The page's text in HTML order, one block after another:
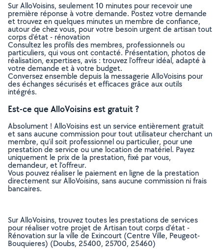
Sur AlloVoisins, seulement 10 minutes pour recevoir une
première réponse à votre demande. Postez votre demande
et trouvez en quelques minutes un membre de confiance,
autour de chez vous, pour votre besoin urgent de artisan tout
corps d'état - rénovation
Consultez les profils des membres, professionnels ou
particuliers, qui vous ont contacté. Présentation, photos de
réalisation, expertises, avis : trouvez l'offreur idéal, adapté à
votre demande et à votre budget.
Conversez ensemble depuis la messagerie AlloVoisins pour
des échanges sécurisés et efficaces grâce aux outils
intégrés.
Est-ce que AlloVoisins est gratuit ?
Absolument ! AlloVoisins est un service entièrement gratuit
et sans aucune commission pour tout utilisateur cherchant un
membre, qu’il soit professionnel ou particulier, pour une
prestation de service ou une location de matériel. Payez
uniquement le prix de la prestation, fixé par vous,
demandeur, et l’offreur.
Vous pouvez réaliser le paiement en ligne de la prestation
directement sur AlloVoisins, sans aucune commission ni frais
bancaires.
Sur AlloVoisins, trouvez toutes les prestations de services
pour réaliser votre projet de Artisan tout corps d'état -
Rénovation sur la ville de Exincourt (Centre Ville, Peugeot-
Bouquieres) (Doubs, 25400, 25700, 25460)